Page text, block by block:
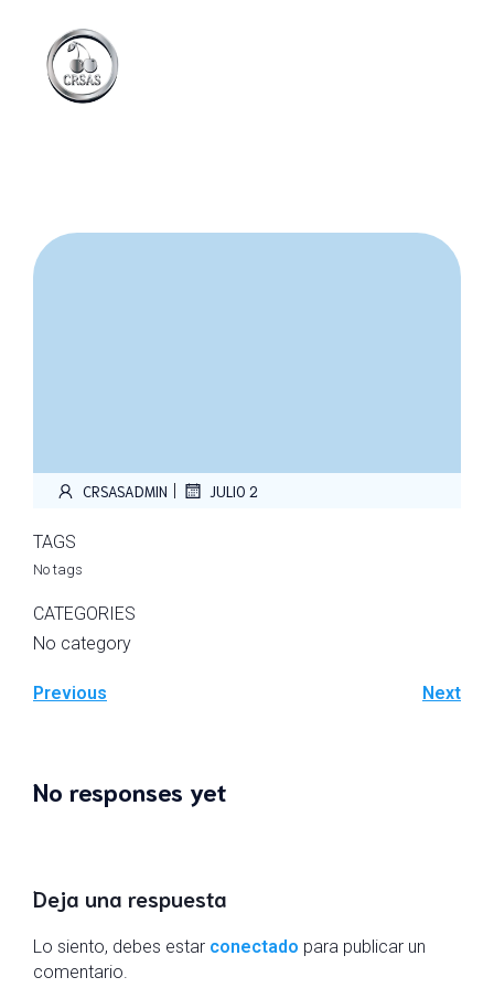
CRSASADMIN JULIO 2
TAGS
No tags
CATEGORIES
No category
Previous Next
No responses yet
Deja una respuesta
Lo siento, debes estar conectado para publicar un
comentario.